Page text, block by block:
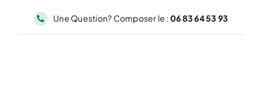
Une Question? Composer le : 06 83 64 53 93